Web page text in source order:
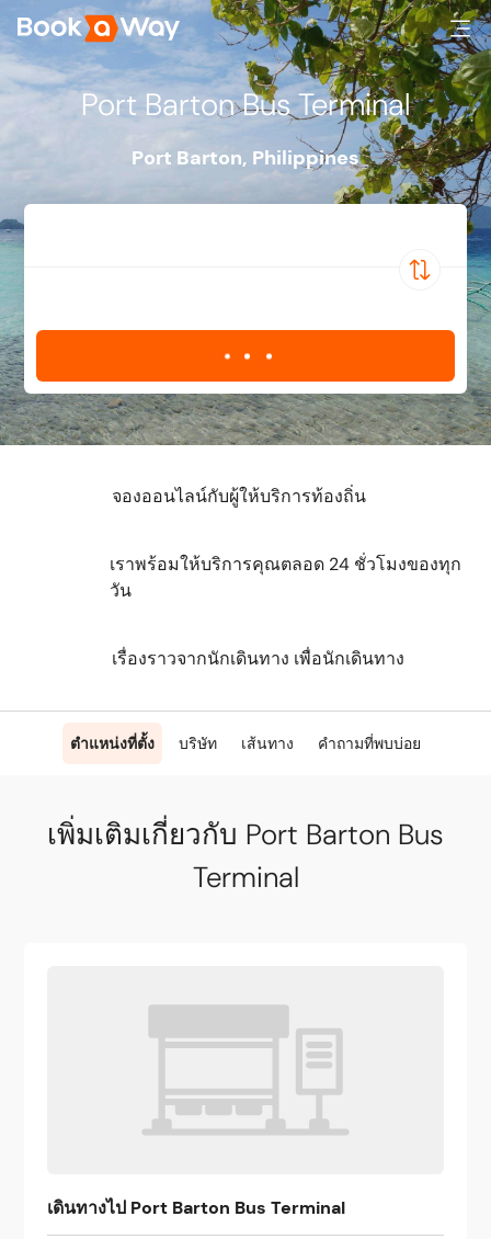
Port Barton Bus Terminal
Port Barton, Philippines
ตำแหน่งที่ตั้ง บริษัท เส้นทาง คำถามที่พบบ่อย
จองออนไลน์กับผู้ให้บริการท้องถิ่น
เราพร้อมให้บริการคุณตลอด 24 ชั่วโมงของทุก
วัน
เรื่องราวจากนักเดินทาง เพื่อนักเดินทาง
เพิ่มเติมเกี่ยวกับ Port Barton Bus
Terminal
เดินทางไป Port Barton Bus Terminal